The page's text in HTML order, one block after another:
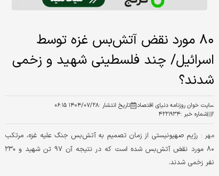
۸۰ مورد نقض آتش‌بس غزه توسط
اسرائیل/ چند فلسطینی شهید و زخمی
شدند؟
سایت خوان روزنامه دنیای اقتصاد تاریخ انتشار :۱۴۰۴/۰۷/۲۸ ۰۶:۱۵
شماره خبر :۴۲۲۱۹۳۴
مهر : رژیم صهیونیستی از زمان تصمیم به آتش‌بس جنگ علیه غزه، مرتکب
۸۰ مورد نقض آتش‌بس شده است که در نتیجه آن ۹۷ تن شهید و ۲۳۰
نفر زخمی شدند.